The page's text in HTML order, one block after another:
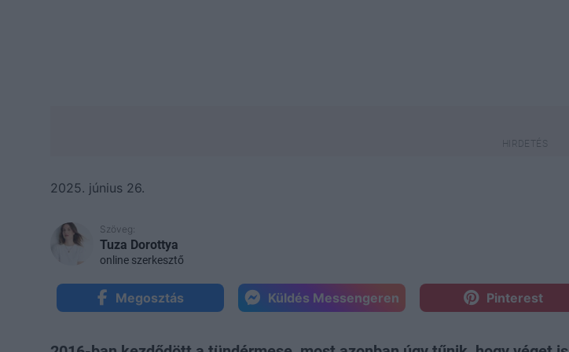
2025. június 26.
Szöveg:
Tuza Dorottya
online szerkesztő
Megosztás Küldés Messengeren Pinterest